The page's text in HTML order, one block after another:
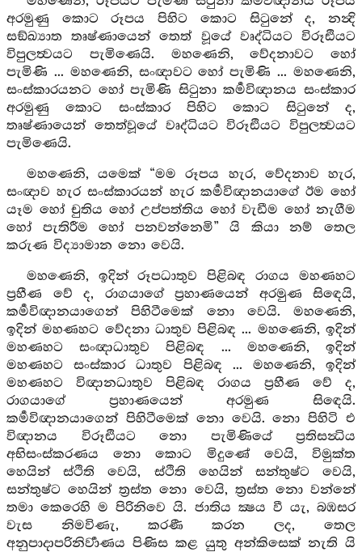
අරමුණු කොට රූපය පිහිට කොට සිටුනේ ද, නන්‍දි
සඞ්ඛ්‍යාත තෘෂ්ණායෙන් තෙත් වූයේ වෘද්ධියට විරූඪියට
විපුලත්‍වයට පැමිණෙයි. මහණෙනි, වේදනාවට හෝ
පැමිණි ... මහණෙනි, සංඥාවට හෝ පැමිණි ... මහණෙනි,
සංස්කාරයනට හෝ පැමිණි සිටුනා කර්‍මවිඥානය සංස්කාර
අරමුණු කොට සංස්කාර පිහිට කොට සිටුනේ ද,
තෘෂ්ණායෙන් තෙත්වූයේ වෘද්ධියට විරූඪියට විපුලත්‍වයට
පැමිණෙයි.
මහණෙනි, යමෙක් “මම රූපය හැර, වේදනාව හැර,
සංඥාව හැර සංස්කාරයන් හැර කර්‍මවිඥානයාගේ ඊම හෝ
යෑම හෝ චුතිය හෝ උප්පත්තිය හෝ වැඩීම හෝ නැගීම
හෝ පැතිරීම හෝ පනවන්නෙමි” යි කියා නම් තෙල
කරුණ විද්‍යාමාන නො වෙයි.
මහණෙනි, ඉදින් රූපධාතුව පිළිබඳ රාගය මහණහට
ප්‍රහීණ වේ ද, රාගයාගේ ප්‍රහාණයෙන් අරමුණ සිඳෙයි,
කර්‍මවිඥානයාගෙන් පිහිටීමෙක් නො වෙයි. මහණෙනි,
ඉදින් මහණහට වේදනා ධාතුව පිළිබඳ ... මහණෙනි, ඉදින්
මහණහට සංඥාධාතුව පිළිබඳ ... මහණෙනි, ඉදින්
මහණහට සංස්කාර ධාතුව පිළිබඳ ... මහණෙනි, ඉදින්
මහණහට විඥානධාතුව පිළිබඳ රාගය ප්‍රහීණ වේ ද,
රාගයාගේ ප්‍රහාණයෙන් අරමුණ සිඳෙයි.
කර්‍මවිඥානයාගෙන් පිහිටීමෙක් නො වෙයි. නො පිහිටි එ
විඥානය විරූඪියට නො පැමිණියේ ප්‍රතිසන්‍ධිය
අභිසංස්කරණය නො කොට මිදුණේ වෙයි, විමුක්ත
හෙයින් ස්ථිති වෙයි, ස්ථිති හෙයින් සන්තුෂ්ට වෙයි,
සන්තුෂ්ට හෙයින් ත්‍රස්ත නො වෙයි, ත්‍රස්ත නො වන්නේ
තමා කෙරෙහි ම පිරිනිවෙ යි. ජාතිය ක්‍ෂය වී යැ, බඹසර
වැස නිමවිණැ, කරණී කරන ලද, තෙල
අනුපාදාපරිනිර්‍වාණය පිණිස කළ යුතු අන්කිසෙක් නැති යි